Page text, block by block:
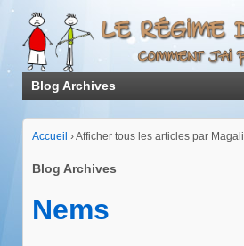
Blog Archives
Accueil ›Afficher tous les articles par Magali
Blog Archives
Nems